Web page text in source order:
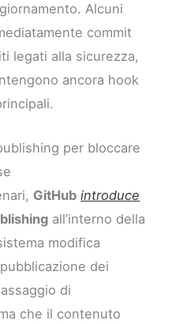
Alcuni
commit
legati alla sicurezza,
ancora hook
per bloccare
GitHub introduce
all’interno della
modifica
dei
di
che il contenuto